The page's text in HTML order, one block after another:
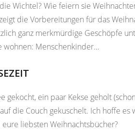
Wichtel? Wie feiern sie
die Vorbereitungen für das
ganz merkmürdige Geschöpfe
wohnen: Menschenkinder…
gekocht, ein paar Kekse geholt
die Couch gekuschelt. Ich hoffe
liebsten Weihnachtsbücher?